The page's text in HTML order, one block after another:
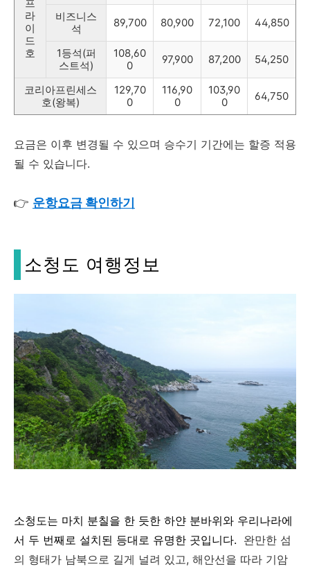
프
라
이
드
호
비즈니스
석
89,700 80,900 72,100 44,850
1등석(퍼
스트석)
108,60
0
97,900 87,200 54,250
코리아프린세스
호(왕복)
129,70
0
116,90
0
103,90
0
64,750
요금은 이후 변경될 수 있으며 승수기 기간에는 할증 적용
될 수 있습니다.
👉 운항요금 확인하기
소청도 여행정보
소청도는 마치 분칠을 한 듯한 하얀 분바위와 우리나라에
서 두 번째로 설치된 등대로 유명한 곳입니다. 완만한 섬
의 형태가 남북으로 길게 널려 있고, 해안선을 따라 기암